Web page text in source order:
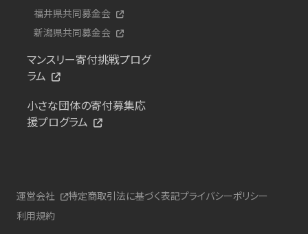
福井県共同募金会
新潟県共同募金会
マンスリー寄付挑戦プログ
ラム
小さな団体の寄付募集応
援プログラム
運営会社 特定商取引法に基づく表記プライバシーポリシー
利用規約